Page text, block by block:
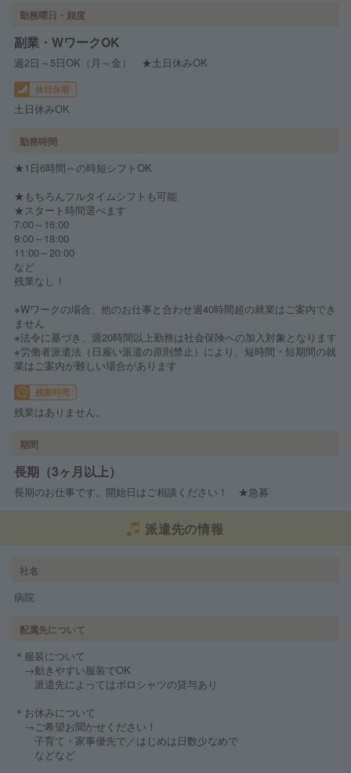
勤務曜日・頻度
副業・WワークOK
週2日～5日OK（月～金） ★土日休みOK
休日休暇
土日休みOK
勤務時間
★1日6時間～の時短シフトOK
★もちろんフルタイムシフトも可能
★スタート時間選べます
7:00～16:00
9:00～18:00
11:00～20:00
など
残業なし！
※Wワークの場合、他のお仕事と合わせ週40時間超の就業はご案内でき
ません
※法令に基づき、週20時間以上勤務は社会保険への加入対象となります
※労働者派遣法（日雇い派遣の原則禁止）により、短時間・短期間の就
業はご案内が難しい場合があります
残業時間
残業はありません。
期間
長期（3ヶ月以上）
長期のお仕事です。開始日はご相談ください！ ★急募
派遣先の情報
社名
病院
配属先について
＊服装について
→動きやすい服装でOK
派遣先によってはポロシャツの貸与あり
＊お休みについて
→ご希望お聞かせください！
子育て・家事優先で／はじめは日数少なめで
などなど